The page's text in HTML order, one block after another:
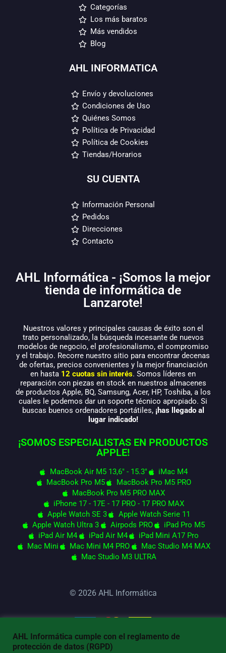
Categorías
Los más baratos
Más vendidos
Blog
AHL INFORMATICA
Envío y devoluciones
Condiciones de Uso
Quiénes Somos
Política de Privacidad
Política de Cookies
Tiendas/Horarios
SU CUENTA
Información Personal
Pedidos
Direcciones
Contacto
AHL Informática - ¡Somos la mejor
tienda de informática de
Lanzarote!
Nuestros valores y principales causas de éxito son el
trato personalizado, la búsqueda incesante de nuevos
modelos de negocio, el profesionalismo, el compromiso
y el trabajo. Recorre nuestro sitio para encontrar decenas
de ofertas, precios convenientes y la mejor financiación
en hasta 12 cuotas sin interés. Somos líderes en
reparación con piezas en stock en nuestros almacenes
de productos Apple, BQ, Samsung, Acer, HP, Toshiba, a los
cuales le podemos dar un soporte técnico apropiado. Si
buscas buenos ordenadores portátiles, ¡has llegado al
lugar indicado!
¡SOMOS ESPECIALISTAS EN PRODUCTOS
APPLE!
MacBook Air M5 13,6" - 15.3"
iMac M4
MacBook Pro M5
MacBook Pro M5 PRO
MacBook Pro M5 PRO MAX
iPhone 17 - 17E - 17 PRO - 17 PRO MAX
Apple Watch SE 3
Apple Watch Serie 11
Apple Watch Ultra 3
Airpods PRO
iPad Pro M5
iPad Air M4
iPad Air M4
iPad Mini A17 Pro
Mac Mini
Mac Mini M4 PRO
Mac Studio M4 MAX
Mac Studio M3 ULTRA
© 2026 AHL Informática
AHL Informática cumple con el reglamento de
protección de datos (RGPD)